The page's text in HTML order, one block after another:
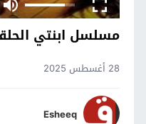
مسلسل ابنتي الحلقة
28 أغسطس 2025
Esheeq